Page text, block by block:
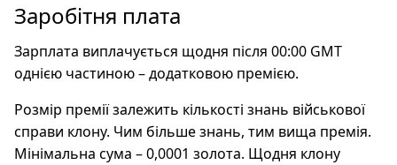
Заробітня плата
Зарплата виплачується щодня після 00:00 GMT
однією частиною – додатковою премією.
Розмір премії залежить кількості знань військової
справи клону. Чим більше знань, тим вища премія.
Мінімальна сума – 0,0001 золота. Щодня клону